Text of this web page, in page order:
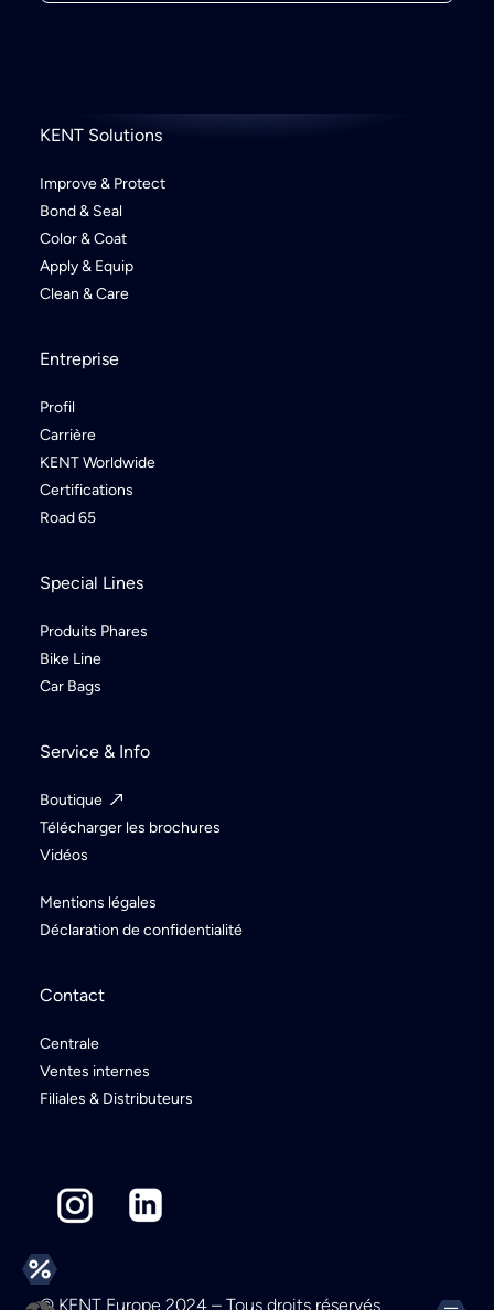
KENT Solutions
Improve & Protect
Bond & Seal
Color & Coat
Apply & Equip
Clean & Care
Entreprise
Profil
Carrière
KENT Worldwide
Certifications
Road 65
Special Lines
Produits Phares
Bike Line
Car Bags
Service & Info
Boutique
Télécharger les brochures
Vidéos
Mentions légales
Déclaration de confidentialité
Contact
Centrale
Ventes internes
Filiales & Distributeurs
© KENT Europe 2024 – Tous droits réservés